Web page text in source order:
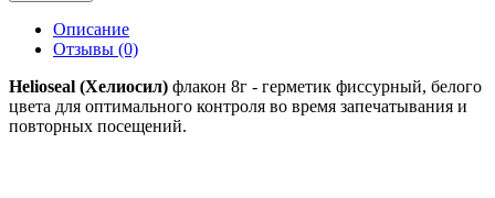
Описание
Отзывы (0)
Helioseal (Хелиосил) флакон 8г - герметик фиссурный, белого
цвета для оптимального контроля во время запечатывания и
повторных посещений.